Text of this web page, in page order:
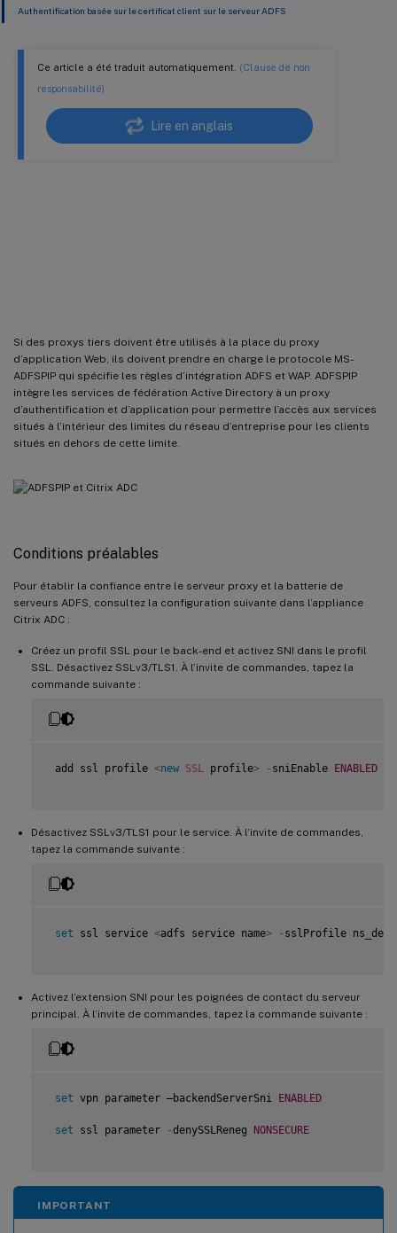
Ce article a été traduit automatiquement. (Clause de non
responsabilité)
Lire en anglais
Si des proxys tiers doivent être utilisés à la place du proxy
d’application Web, ils doivent prendre en charge le protocole MS-
ADFSPIP qui spécifie les règles d’intégration ADFS et WAP. ADFSPIP
intègre les services de fédération Active Directory à un proxy
d’authentification et d’application pour permettre l’accès aux services
situés à l’intérieur des limites du réseau d’entreprise pour les clients
situés en dehors de cette limite.
Conditions préalables
Pour établir la confiance entre le serveur proxy et la batterie de
serveurs ADFS, consultez la configuration suivante dans l’appliance
Citrix ADC :
Créez un profil SSL pour le back-end et activez SNI dans le profil
SSL. Désactivez SSLv3/TLS1. À l’invite de commandes, tapez la
commande suivante :
add ssl profile <new SSL profile> - sniEnable ENABLED
Désactivez SSLv3/TLS1 pour le service. À l’invite de commandes,
tapez la commande suivante :
set ssl service <adfs service name> - sslProfile
Activez l’extension SNI pour les poignées de contact du serveur
principal. À l’invite de commandes, tapez la commande suivante :
set vpn parameter –backendServerSni ENABLED
set ssl parameter -denySSLReneg NONSECURE
IMPORTANT
Authentification basée sur le certificat client sur le serveur ADFS